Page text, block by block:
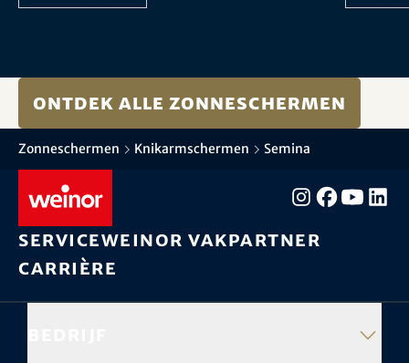
Ontdek alle zonneschermen
Zonneschermen Knikarmschermen Semina
Serviceweinor vakpartner
Carrière